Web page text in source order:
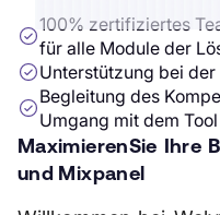
100% zertifiziertes
für alle Module der
Unterstützung bei
Begleitung des
Umgang mit dem Tool
‍MaximierenSie Ihre
und Mixpanel